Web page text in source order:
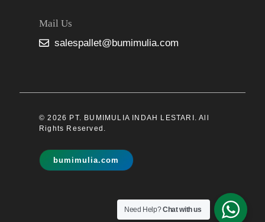
Mail Us
salespallet@bumimulia.com
© 2026 PT. BUMIMULIA INDAH LESTARI. All
Rights Reserved.
bumimulia.com
Need Help?Chat with us